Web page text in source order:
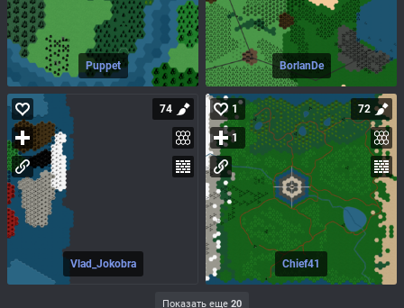
Puppet BorlanDe
Vlad_Jokobra
74
Chief41
1
1
72
Показать еще 20